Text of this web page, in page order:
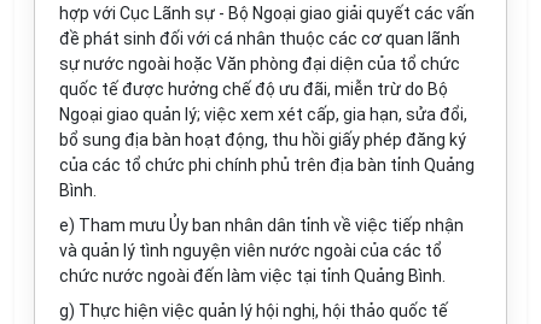
hợp với Cục Lãnh sự - Bộ Ngoại giao giải quyết các vấn
đề phát sinh đối với cá nhân thuộc các cơ quan lãnh
sự nước ngoài hoặc Văn phòng đại diện của tổ chức
quốc tế được hưởng chế độ ưu đãi, miễn trừ do Bộ
Ngoại giao quản lý; việc xem xét cấp, gia hạn, sửa đổi,
bổ sung địa bàn hoạt động, thu hồi giấy phép đăng ký
của các tổ chức phi chính phủ trên địa bàn tỉnh Quảng
Bình
e) Tham mưu Ủy ban nhân dân tỉnh về việc tiếp nhận
và quản lý tình nguyện viên nước ngoài của các tổ
chức nước ngoài đến làm việc tại tỉnh Quảng Bình.
g) Thực hiện việc quản lý hội nghị, hội thảo quốc tế